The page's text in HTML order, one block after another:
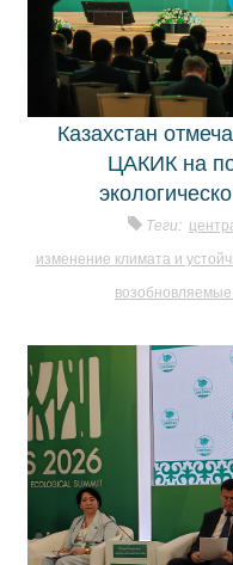
Казахстан
ЦАКИК на
Теги:
изменение климата и
возобновляемые